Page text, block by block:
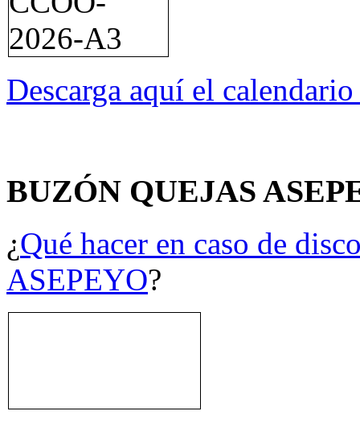
Descarga aquí el
BUZÓN QUEJAS
¿Qué hacer en caso de
ASEPEYO?